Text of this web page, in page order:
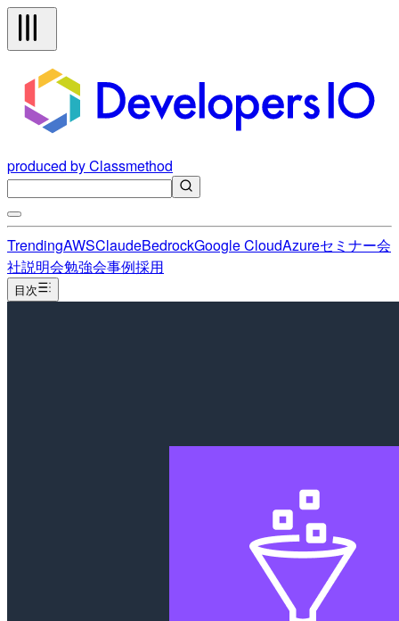
produced by Classmethod
TrendingAWSClaudeBedrockGoogle CloudAzureセミナー会
社説明会勉強会事例採用
目次